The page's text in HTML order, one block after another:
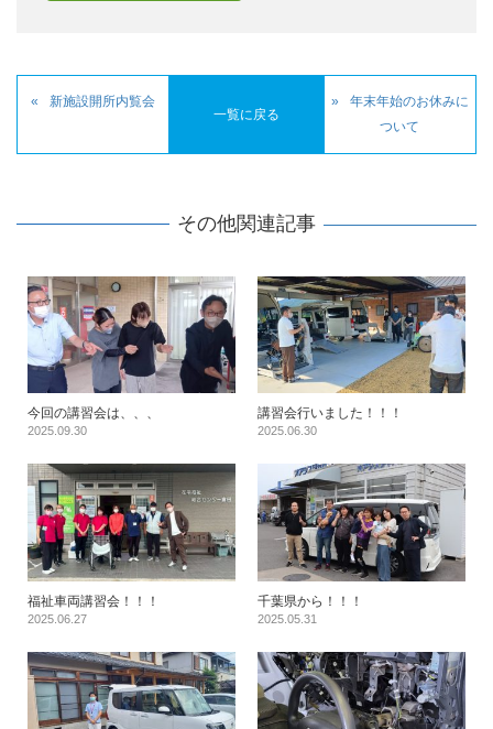
新施設開所内覧会
一覧に戻る
年末年始のお休みに
ついて
その他関連記事
今回の講習会は、、、
2025.09.30
講習会行いました！！！
2025.06.30
福祉車両講習会！！！
2025.06.27
千葉県から！！！
2025.05.31